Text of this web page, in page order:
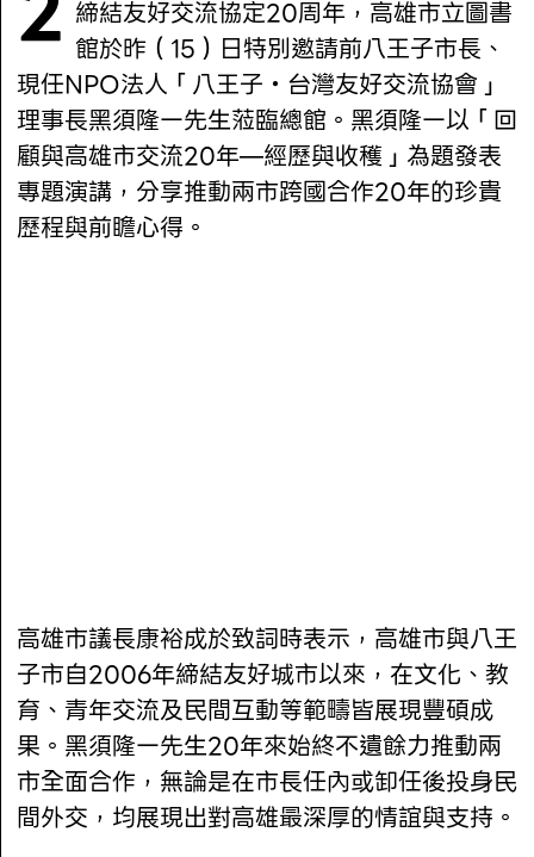
締結友好交流協定20周年，高雄市立圖書
館於昨（15）日特別邀請前八王子市長、
現任NPO法人「八王子・台灣友好交流協會」
理事長黑須隆一先生蒞臨總館。黑須隆一以「回
顧與高雄市交流20年—經歷與收穫」為題發表
專題演講，分享推動兩市跨國合作20年的珍貴
歷程與前瞻心得。
高雄市議長康裕成於致詞時表示，高雄市與八王
子市自2006年締結友好城市以來，在文化、教
育、青年交流及民間互動等範疇皆展現豐碩成
果。黑須隆一先生20年來始終不遺餘力推動兩
市全面合作，無論是在市長任內或卸任後投身民
間外交，均展現出對高雄最深厚的情誼與支持。